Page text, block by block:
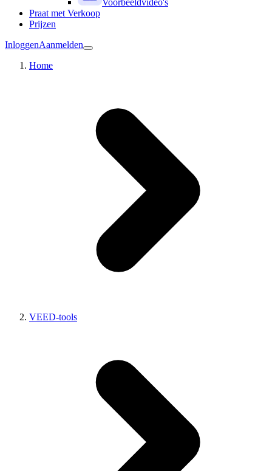
Voorbeeldvideo's
Praat met Verkoop
Prijzen
InloggenAanmelden
Home
VEED-tools